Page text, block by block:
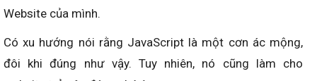
Website của mình.
Có xu hướng nói rằng JavaScript là một cơn ác mộng,
đôi khi đúng như vậy. Tuy nhiên, nó cũng làm cho